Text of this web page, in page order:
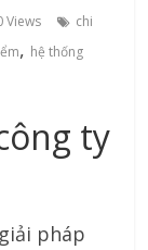
Views
chi
, hệ thống
ty
pháp